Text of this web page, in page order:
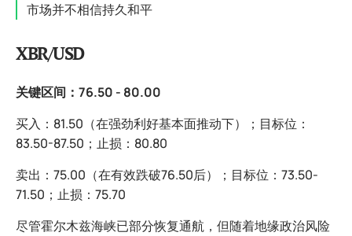
市场并不相信持久和平
XBR/USD
关键区间：76.50 - 80.00
买入：81.50（在强劲利好基本面推动下）；目标位：
83.50-87.50；止损：80.80
卖出：75.00（在有效跌破76.50后）；目标位：73.50-
71.50；止损：75.70
尽管霍尔木兹海峡已部分恢复通航，但随着地缘政治风险